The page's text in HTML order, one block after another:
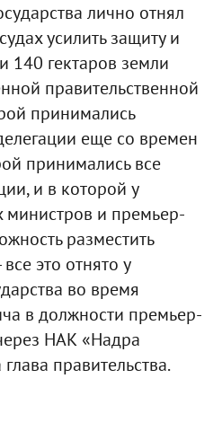
лично отнял
усилить защиту и
140 гектаров земли
правительственной
принимались
еще со времен
принимались все
и в которой у
министров и премьер-
разместить
это отнято у
во время
в должности премьер-
НАК «Надра
правительства.